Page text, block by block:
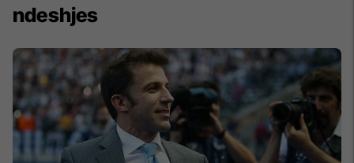
ndeshjes